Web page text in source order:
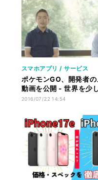
スマホアプリ / サービス
ポケモンGO、開発者
動画を公開 - 世界を少
場所に
2016/07/22 14:54